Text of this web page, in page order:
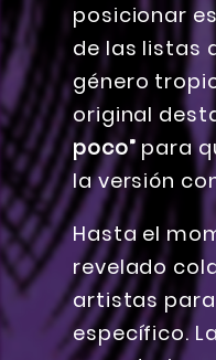
posicionar
de las listas
género
original
poco” para
la versión
Hasta el
revelado
artistas
específico.